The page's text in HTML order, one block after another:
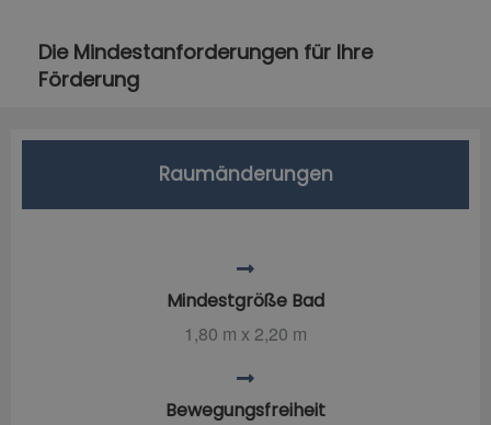
Die Mindestanforderungen für Ihre
Förderung
Raumänderungen
Mindestgröße Bad
1,80 m x 2,20 m
Bewegungsfreiheit